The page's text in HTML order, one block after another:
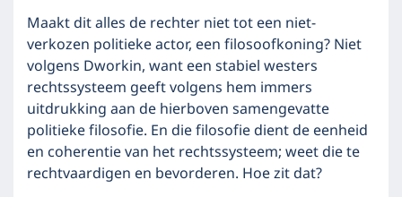
Maakt dit alles de rechter niet tot een niet-
verkozen politieke actor, een filosoofkoning? Niet
volgens Dworkin, want een stabiel westers
rechtssysteem geeft volgens hem immers
uitdrukking aan de hierboven samengevatte
politieke filosofie. En die filosofie dient de eenheid
en coherentie van het rechtssysteem; weet die te
rechtvaardigen en bevorderen. Hoe zit dat?